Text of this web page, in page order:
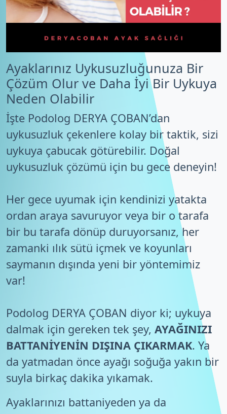
Ayaklarınız Uykusuzluğunuza Bir
Çözüm Olur ve Daha İyi Bir Uykuya
Neden Olabilir
İşte Podolog DERYA ÇOBAN’dan
uykusuzluk çekenlere kolay bir taktik, sizi
uykuya çabucak götürebilir. Doğal
uykusuzluk çözümü için bu gece deneyin!
Her gece uyumak için kendinizi yatakta
ordan araya savuruyor veya bir o tarafa
bir bu tarafa dönüp duruyorsanız, her
zamanki ılık sütü içmek ve koyunları
saymanın dışında yeni bir yöntemimiz
var!
Podolog DERYA ÇOBAN diyor ki; uykuya
dalmak için gereken tek şey, AYAĞINIZI
BATTANİYENİN DIŞINA ÇIKARMAK. Ya
da yatmadan önce ayağı soğuğa yakın bir
suyla birkaç dakika yıkamak.
Ayaklarınızı battaniyeden ya da